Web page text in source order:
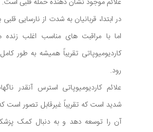
در ابتدا، قربانیان به شدت از نارسایی
اما با مراقبت های مناسب اغلب زنده
کاردیومیوپاتی تقریباً همیشه به طور
رود.
علائم کاردیومیوپاتی استرس آنقدر
شدید است که تقریباً غیرقابل تصور است
آن را توسعه دهد و به دنبال کمک